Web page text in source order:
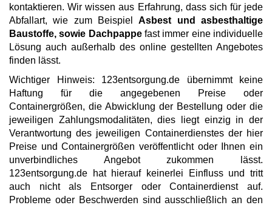
kontaktieren. Wir wissen aus Erfahrung, dass sich für jede
Abfallart, wie zum BeispielAsbest und asbesthaltige
Baustoffe, sowie Dachpappefast immer eine individuelle
Lösung auch außerhalb des online gestellten Angebotes
finden lässt.
Wichtiger Hinweis: 123entsorgung.de übernimmt keine
Haftung für die angegebenen Preise oder
Containergrößen, die Abwicklung der Bestellung oder die
jeweiligen Zahlungsmodalitäten, dies liegt einzig in der
Verantwortung des jeweiligen Containerdienstes der hier
Preise und Containergrößen veröffentlicht oder Ihnen ein
unverbindliches Angebot zukommen lässt.
123entsorgung.de hat hierauf keinerlei Einfluss und tritt
auch nicht als Entsorger oder Containerdienst auf.
Probleme oder Beschwerden sind ausschließlich an den